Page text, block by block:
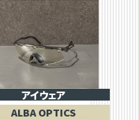
アイウェア
ALBA OPTICS